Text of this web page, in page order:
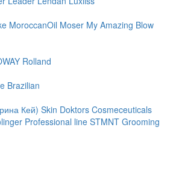
MoroccanOil Moser My Amazing Blow
Rolland
Brazilian
Кей) Skin Doktors Cosmeceuticals
Professional line STMNT Grooming